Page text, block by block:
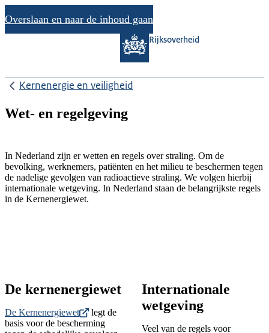
Overslaan en naar de inhoud gaan
Rijksoverheid
Kernenergie en veiligheid
Wet- en regelgeving
In Nederland zijn er wetten en regels over straling. Om de
bevolking, werknemers, patiënten en het milieu te beschermen tegen
de nadelige gevolgen van radioactieve straling. We volgen hierbij
internationale wetgeving. In Nederland staan de belangrijkste regels
in de Kernenergiewet.
De kernenergiewet
De Kernenergiewet
legt de
basis voor de bescherming
Internationale
wetgeving
Veel van de regels voor